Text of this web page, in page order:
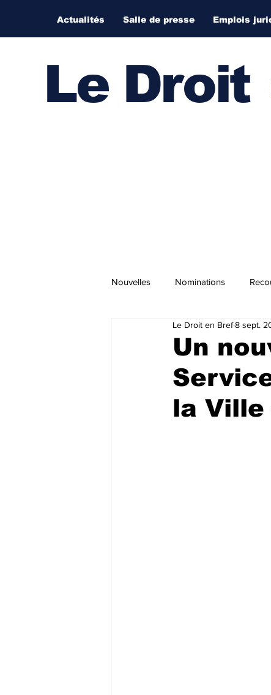
Actualités Salle de presse Emplois
Le Droit
Nouvelles Nominations
Un
la Ville
Le Droit en Bref8 sept.